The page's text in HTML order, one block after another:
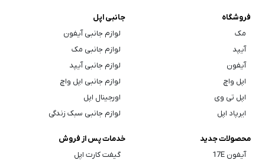
فروشگاه
مک
آیپد
آیفون
اپل واچ
اپل تی وی
ایرپاد اپل
جانبی اپل
لوازم جانبی آیفون
لوازم جانبی مک
لوازم جانبی آیپد
لوازم جانبی اپل واچ
اورجینال اپل
لوازم جانبی سبک زندگی
محصولات جدید
آیفون 17E
خدمات پس از فروش
گیفت کارت اپل